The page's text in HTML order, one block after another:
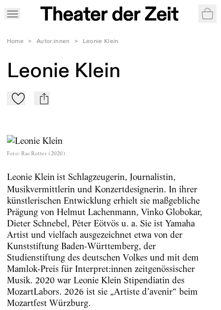
Home > Autor:innen > Leonie Klein
Leonie Klein
Zu Mein-TdZ hinzufügen
mail
Foto: Ras Rotter (2020)
Leonie Klein ist Schlagzeugerin, Journalistin,
Musikvermittlerin und Konzertdesignerin. In ihrer
künstlerischen Entwicklung erhielt sie maßgebliche
Prägung von Helmut Lachenmann, Vinko Globokar,
Dieter Schnebel, Péter Eötvös u. a. Sie ist Yamaha
Artist und vielfach ausgezeichnet etwa von der
Kunststiftung Baden-Württemberg, der
Studienstiftung des deutschen Volkes und mit dem
Mamlok-Preis für Interpret:innen zeitgenössischer
Musik. 2020 war Leonie Klein Stipendiatin des
Mozart­Labors. 2026 ist sie „Artiste d’avenir“ beim
Mozartfest Würzburg.